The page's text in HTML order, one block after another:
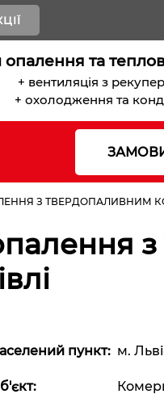
та
+ вентиляція з
+ охолодження та
З ТВЕРДОПАЛИВНИМ
пункт: м.